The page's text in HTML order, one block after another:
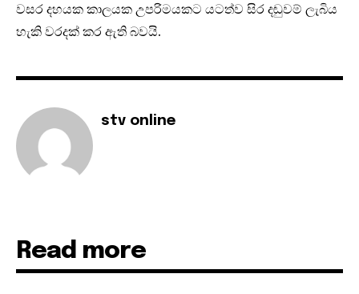
වසර දහයක කාලයක උපරිමයකට යටත්ව සිර දඬුවම් ලැබිය
හැකි වරදක් කර ඇති බවයි.
stv online
Read more